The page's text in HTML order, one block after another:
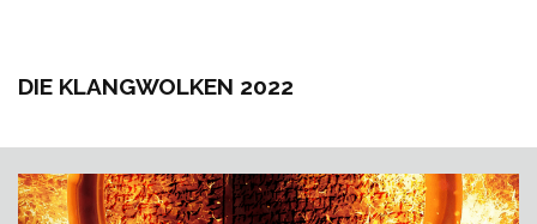
DIE KLANGWOLKEN 2022